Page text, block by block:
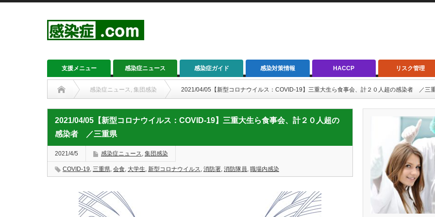
支援メニュー 感染症ニュース 感染症ガイド 感染対策情報 HACCP リスク管理
感染症ニュース, 集団感染 2021/04/05【新型コロナウイルス：COVID-19】三重大生ら食事会、計２０人超の感染者 ／三
2021/04/05【新型コロナウイルス：COVID-19】三重大生ら食事会、計２０人超の
感染者 ／三重県
2021/4/5 感染症ニュース, 集団感染
COVID-19, 三重県, 会食, 大学生, 新型コロナウイルス, 消防署, 消防隊員, 職場内感染